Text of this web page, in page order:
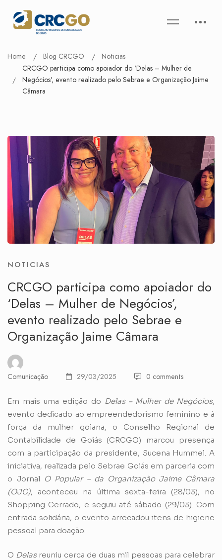
Home Blog CRCGO
Noticias
CRCGO participa como apoiador do 'Delas – Mulher de
Negócios', evento realizado pelo Sebrae e Organização Jaime
Câmara
NOTICIAS
CRCGO participa como apoiador do
‘Delas – Mulher de Negócios’,
evento realizado pelo Sebrae e
Organização Jaime Câmara
Comunicação 29/03/2025 0 comments
Em mais uma edição do Delas – Mulher de Negócios,
evento dedicado ao empreendedorismo feminino e à
força da mulher goiana, o Conselho Regional de
Contabilidade de Goiás (CRCGO) marcou presença
com a participação da presidente, Sucena Hummel. A
iniciativa, realizada pelo Sebrae Goiás em parceria com
o Jornal O Popular – da Organização Jaime Câmara
(OJC), aconteceu na última sexta-feira (28/03), no
Shopping Cerrado, e seguiu até sábado (29/03). Com
entrada solidária, o evento arrecadou itens de higiene
pessoal para doação.
O Delasreuniu cerca de duas mil pessoas para celebrar